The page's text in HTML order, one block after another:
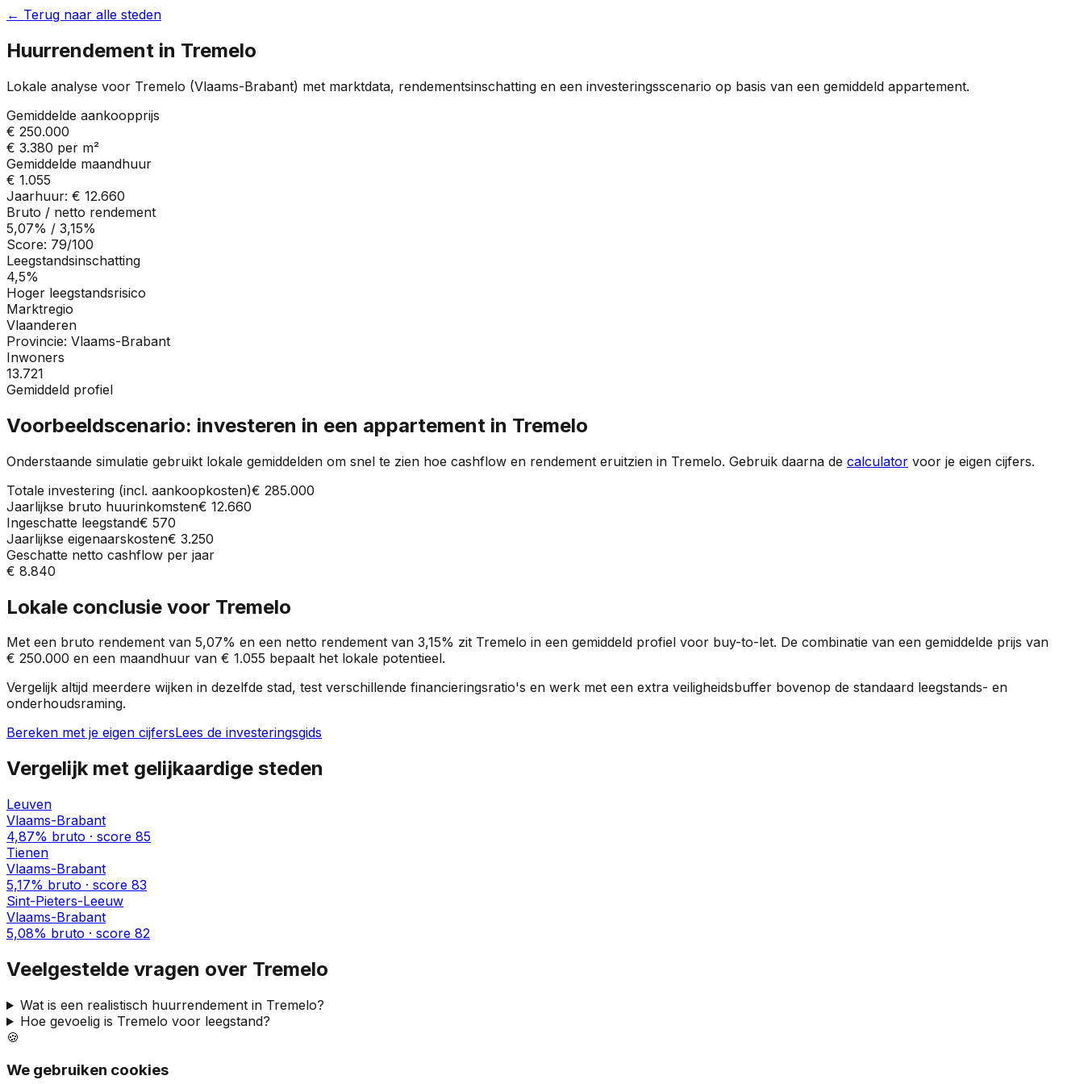
← Terug naar alle steden
Huurrendement in Tremelo
Lokale analyse voor Tremelo (Vlaams-Brabant) met marktdata, rendementsinschatting en een investeringsscenario op basis van een gemiddeld appartement.
Gemiddelde aankoopprijs
€ 250.000
€ 3.380 per m²
Gemiddelde maandhuur
€ 1.055
Jaarhuur: € 12.660
Bruto / netto rendement
5,07% / 3,15%
Score: 79/100
Leegstandsinschatting
4,5%
Hoger leegstandsrisico
Marktregio
Vlaanderen
Provincie: Vlaams-Brabant
Inwoners
13.721
Gemiddeld profiel
Voorbeeldscenario: investeren in een appartement in Tremelo
Onderstaande simulatie gebruikt lokale gemiddelden om snel te zien hoe cashflow en rendement eruitzien in Tremelo. Gebruik daarna de calculator voor je eigen cijfers.
Totale investering (incl. aankoopkosten)€ 285.000
Jaarlijkse bruto huurinkomsten€ 12.660
Ingeschatte leegstand€ 570
Jaarlijkse eigenaarskosten€ 3.250
Geschatte netto cashflow per jaar
€ 8.840
Lokale conclusie voor Tremelo
Met een bruto rendement van 5,07% en een netto rendement van 3,15% zit Tremelo in een gemiddeld profiel voor buy-to-let. De combinatie van een gemiddelde prijs van
€ 250.000 en een maandhuur van € 1.055 bepaalt het lokale potentieel.
Vergelijk altijd meerdere wijken in dezelfde stad, test verschillende financieringsratio's en werk met een extra veiligheidsbuffer bovenop de standaard leegstands- en
onderhoudsraming.
Bereken met je eigen cijfersLees de investeringsgids
Vergelijk met gelijkaardige steden
Leuven
Vlaams-Brabant
4,87% bruto · score 85
Tienen
Vlaams-Brabant
5,17% bruto · score 83
Sint-Pieters-Leeuw
Vlaams-Brabant
5,08% bruto · score 82
Veelgestelde vragen over Tremelo
Wat is een realistisch huurrendement in Tremelo?
Hoe gevoelig is Tremelo voor leegstand?
🍪
We gebruiken cookies